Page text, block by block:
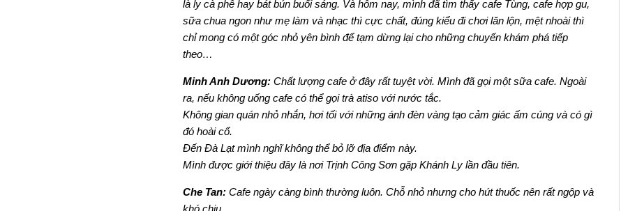
là ly cà phê hay bát bún buổi sáng. Và hôm nay, mình đã tìm thấy cafe Tùng, cafe hợp gu,
sữa chua ngon như mẹ làm và nhạc thì cực chất, đúng kiểu đi chơi lăn lộn, mệt nhoài thì
chỉ mong có một góc nhỏ yên bình để tạm dừng lại cho những chuyến khám phá tiếp
theo…
Minh Anh Dương: Chất lượng cafe ở đây rất tuyệt vời. Mình đã gọi một sữa cafe. Ngoài
ra, nếu không uống cafe có thể gọi trà atiso với nước tắc.
Không gian quán nhỏ nhắn, hơi tối với những ánh đèn vàng tạo cảm giác ấm cúng và có gì
đó hoài cổ.
Đến Đà Lạt mình nghĩ không thể bỏ lỡ địa điểm này.
Mình được giới thiệu đây là nơi Trịnh Công Sơn gặp Khánh Ly lần đầu tiên.
Che Tan: Cafe ngày càng bình thường luôn. Chỗ nhỏ nhưng cho hút thuốc nên rất ngộp và
khó chịu.